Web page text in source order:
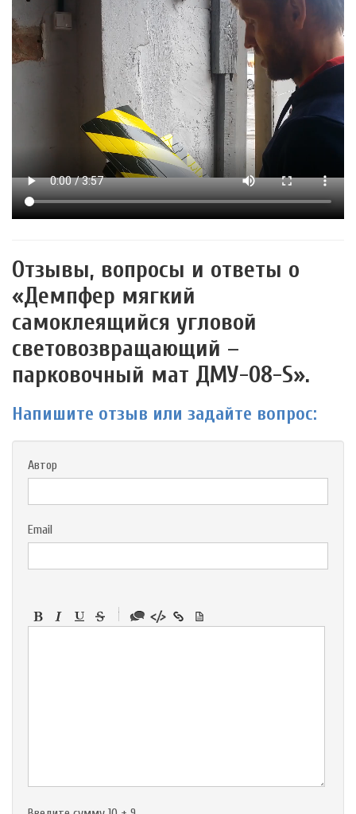
Отзывы, вопросы и ответы о
«Демпфер мягкий
самоклеящийся угловой
световозвращающий –
парковочный мат ДМУ-08-S».
Напишите отзыв или задайте вопрос:
Автор
Email
-
-